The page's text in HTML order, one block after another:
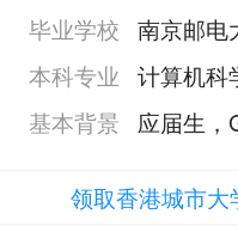
毕业学校 南京邮电
本科专业 计算机科
基本背景
应届生，
领取香港城市